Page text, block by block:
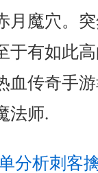
月魔穴。
于有如此
血传奇手
法师.
分析刺客